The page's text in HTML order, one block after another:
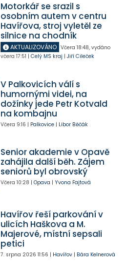
Motorkář se srazil s
osobním autem v centru
Havířova, stroj vyletěl ze
silnice na chodník
AKTUALIZOVÁNO Včera 18:48, vydáno
včera 17:51 | Celý MS kraj | Jiří Cileček
V Palkovicích válí s
humornými videi, na
dožínky jede Petr Kotvald
na kombajnu
Včera 9:16 | Palkovice| Libor Běčák
Senior akademie v Opavě
zahájila další běh. Zájem
seniorů byl obrovský
Včera 10:28 | Opava | Yvona Fajtová
Havířov řeší parkování v
ulicích Haškova a M.
Majerové, místní sepsali
petici
7. srpna 2026 11:56 | Havířov| Bára Kelnerová